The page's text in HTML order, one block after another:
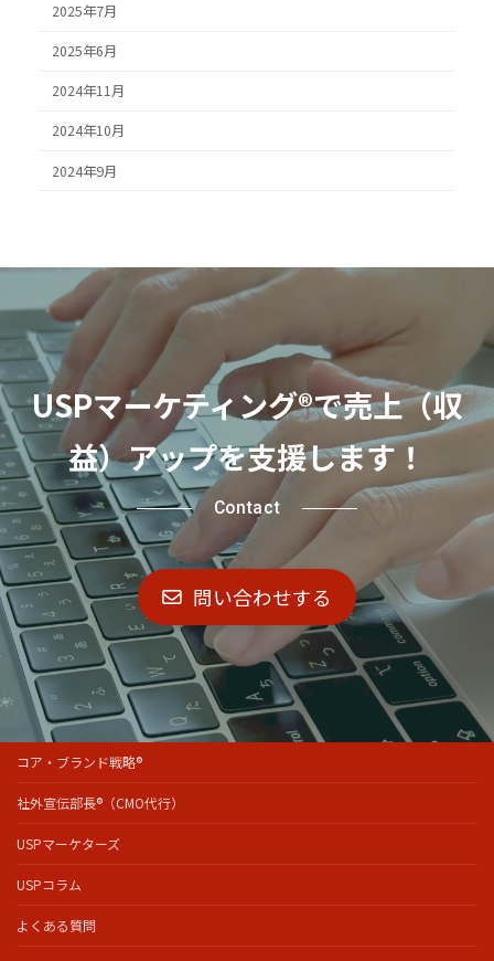
2025年7月
2025年6月
2024年11月
2024年10月
2024年9月
USPマーケティング®で売上（収
益）アップを支援します！
Contact
問い合わせする
コア・ブランド戦略®
社外宣伝部長®（CMO代行）
USPマーケターズ
USPコラム
よくある質問